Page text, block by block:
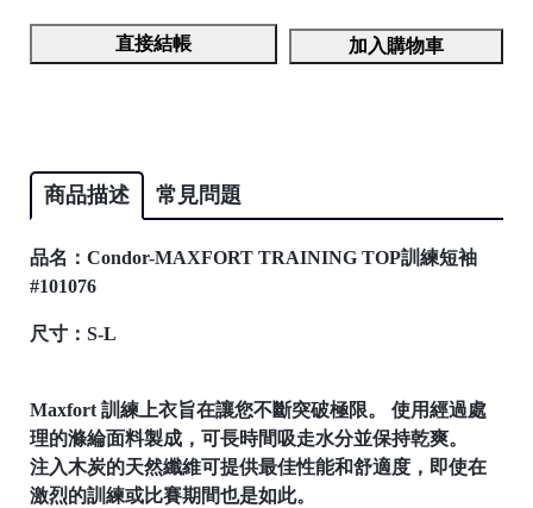
直接結帳 加入購物車
商品描述 常見問題
品名：Condor-MAXFORT TRAINING TOP訓練短袖
#101076
尺寸：S-L
Maxfort 訓練上衣旨在讓您不斷突破極限。 使用經過處
理的滌綸面料製成，可長時間吸走水分並保持乾爽。
注入木炭的天然纖維可提供最佳性能和舒適度，即使在
激烈的訓練或比賽期間也是如此。